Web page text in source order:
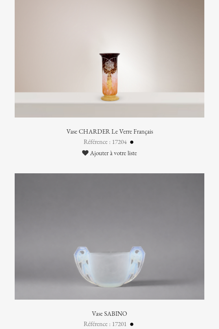
Vase CHARDER Le Verre Français
Référence : 17204
Ajouter à votre liste
Vase SABINO
Référence : 17201